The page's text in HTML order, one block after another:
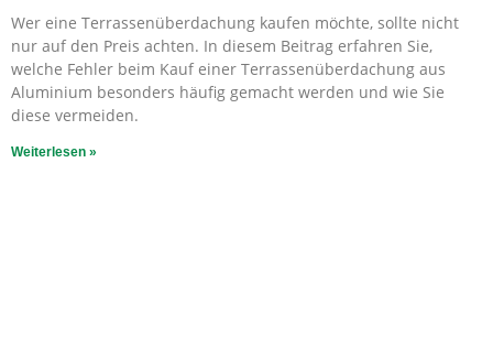
Wer eine Terrassenüberdachung kaufen möchte, sollte nicht
nur auf den Preis achten. In diesem Beitrag erfahren Sie,
welche Fehler beim Kauf einer Terrassenüberdachung aus
Aluminium besonders häufig gemacht werden und wie Sie
diese vermeiden.
Weiterlesen »